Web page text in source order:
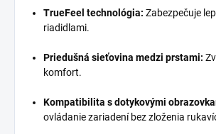
TrueFeel technológia: Zabezpečuje
riadidlami.
Priedušná sieťovina medzi prstami:
komfort.
Kompatibilita s dotykovými
ovládanie zariadení bez zloženia